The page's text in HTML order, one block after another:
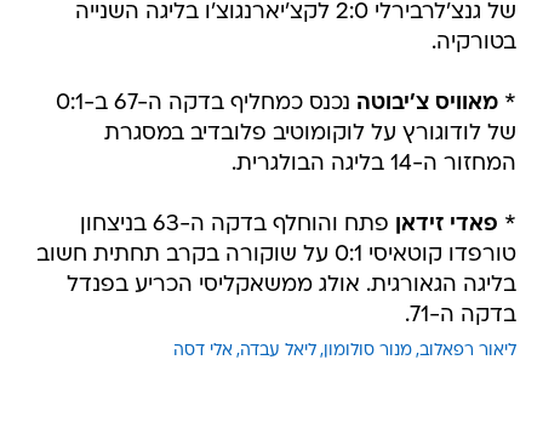
של גנצ'לרבירלי 2:0 לקצ'יארנגוצ'ו בליגה השנייה
בטורקיה.
*מאוויס צ'יבוטה
נכנס כמחליף בדקה ה-67 ב-0:1
של לודוגורץ על לוקומוטיב פלובדיב במסגרת
המחזור ה-14 בליגה הבולגרית.
* פאדי זידאן
פתח והוחלף בדקה ה-63 בניצחון
טורפדו קוטאיסי 0:1 על שוקורה בקרב תחתית חשוב
בליגה הגאורגית. אולג ממשאקליסי הכריע בפנדל
בדקה ה-71.
ליאור רפאלוב מנור סולומון ליאל עבדה אלי דסה